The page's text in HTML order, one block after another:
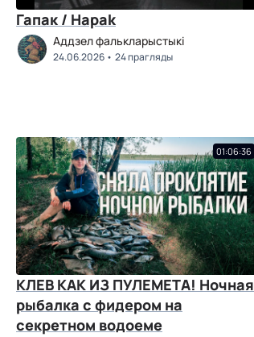
Гапак / Hapak
Аддзел фалькларыстыкі
24.06.2026 24 прагляды
01:06:36
КЛЕВ КАК ИЗ ПУЛЕМЕТА! Ночная
рыбалка с фидером на
секретном водоеме